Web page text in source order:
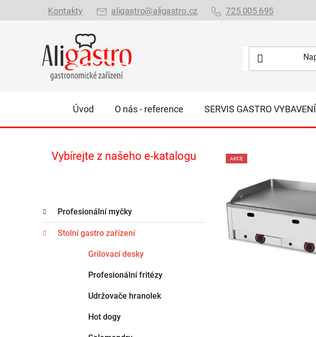
Kontakty aligastro@aligastro.cz 725 005 695
Úvod O nás - reference SERVIS GASTRO VYBAVENÍ
r
a
n
Vybírejte z našeho e-katalogu
kategorie
a
t
Profesionální myčky
Stolní gastro zařízení
Grilovací desky
Profesionální fritézy
Udržovače hranolek
Hot dogy
AKCE